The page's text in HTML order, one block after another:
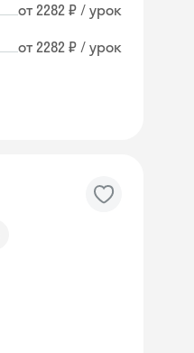
от 2282 ₽ / урок
от 2282 ₽ / урок